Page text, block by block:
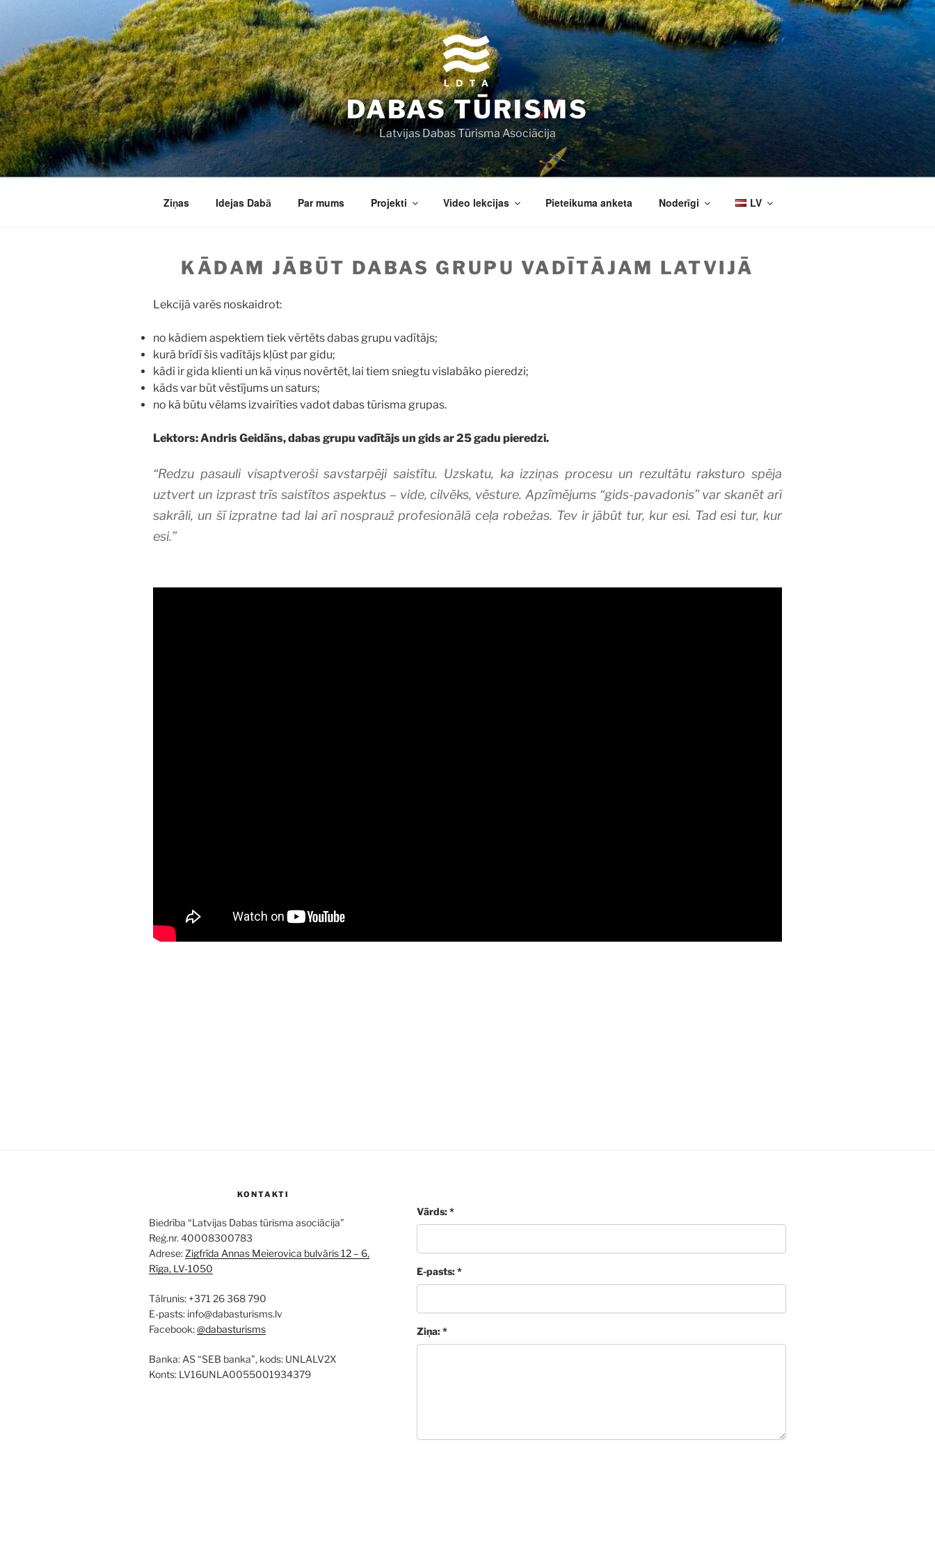
Doties
DABAS TŪRISMS
Latvijas Dabas Tūrisma Asociācija
Ziņas Idejas Dabā Par mums Projekti Video lekcijas Pieteikuma anketa Noderīgi LV
KĀDAM JĀBŪT DABAS GRUPU VADĪTĀJAM LATVIJĀ
Lekcijā varēs noskaidrot:
no kādiem aspektiem tiek vērtēts dabas grupu vadītājs;
kurā brīdī šis vadītājs kļūst par gidu;
kādi ir gida klienti un kā viņus novērtēt, lai tiem sniegtu vislabāko pieredzi;
kāds var būt vēstījums un saturs;
no kā būtu vēlams izvairīties vadot dabas tūrisma grupas.
Lektors: Andris Geidāns, dabas grupu vadītājs un gids ar 25 gadu pieredzi.
“Redzu pasauli visaptveroši savstarpēji saistītu. Uzskatu, ka izziņas procesu un rezultātu raksturo spēja
uztvert un izprast trīs saistītos aspektus – vide, cilvēks, vēsture. Apzīmējums “gids-pavadonis” var skanēt arī
sakrāli, un šī izpratne tad lai arī nosprauž profesionālā ceļa robežas. Tev ir jābūt tur, kur esi. Tad esi tur, kur
esi.”
KONTAKTI
Biedrība “Latvijas Dabas tūrisma asociācija”
Reģ.nr. 40008300783
Adrese: Zigfrīda Annas Meierovica bulvāris 12 – 6,
Rīga, LV-1050
Tālrunis: +371 26 368 790
E-pasts: info@dabasturisms.lv
Facebook:@dabasturisms
Banka: AS “SEB banka”, kods: UNLALV2X
Konts: LV16UNLA0055001934379
Vārds: *
E-pasts: *
Ziņa: *